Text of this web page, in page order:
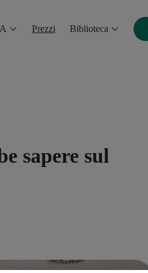
Prezzi Biblioteca
sapere sul